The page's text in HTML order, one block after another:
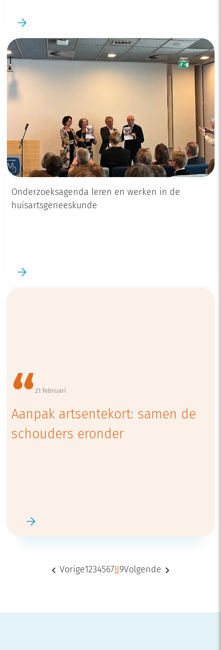
02 maart
Onderzoeksagenda leren en werken in de
huisartsgeneeskunde
21 februari
Aanpak artsentekort: samen de
schouders eronder
Vorige1 23456789Volgende